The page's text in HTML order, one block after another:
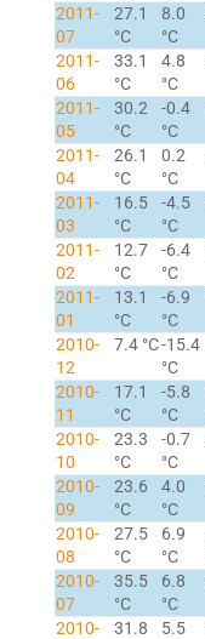
2011-
07
27.1
°C
8.0
°C
2011-
06
33.1
°C
4.8
°C
2011-
05
30.2
°C
-0.4
°C
2011-
04
26.1
°C
0.2
°C
2011-
03
16.5
°C
-4.5
°C
2011-
02
12.7
°C
-6.4
°C
2011-
01
13.1
°C
-6.9
°C
2010-
12
7.4 °C-15.4
°C
2010-
11
17.1
°C
-5.8
°C
2010-
10
23.3
°C
-0.7
°C
2010-
09
23.6
°C
4.0
°C
2010-
08
27.5
°C
6.9
°C
2010-
07
35.5
°C
6.8
°C
2010-
31.8
5.5